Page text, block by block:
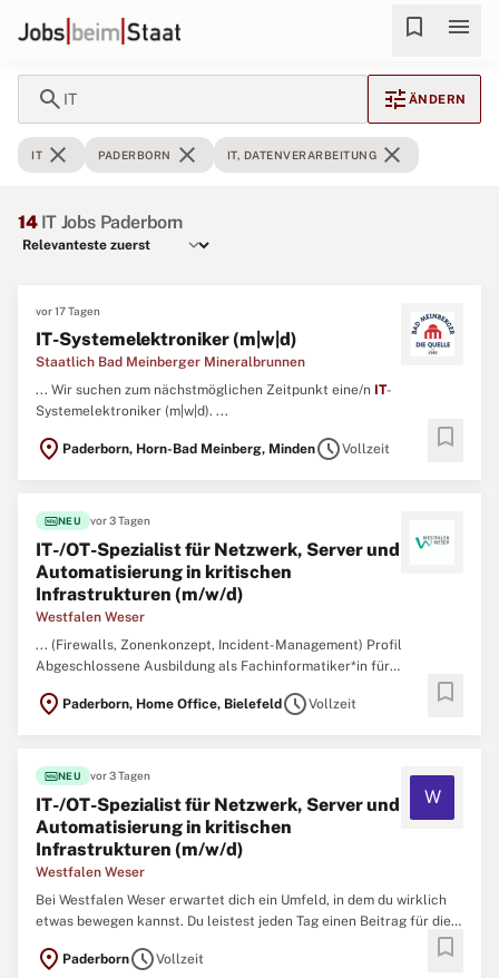
bookmark menu
search IT tune ÄNDERN
IT close PADERBORN close IT, DATENVERARBEITUNG close
14 IT Jobs Paderborn
vor 17 Tagen
IT-Systemelektroniker (m|w|d)
Staatlich Bad Meinberger Mineralbrunnen
... Wir suchen zum nächstmöglichen Zeitpunkt eine/n IT-
Systemelektroniker (m|w|d). ...
location_on Paderborn, Horn-Bad Meinberg, MindenscheduleVollzeit bookmark
fiber_newNEU vor 3 Tagen
IT-/OT-Spezialist für Netzwerk, Server und
Automatisierung in kritischen
Infrastrukturen (m/w/d)
Westfalen Weser
... (Firewalls, Zonenkonzept, Incident-Management) Profil
Abgeschlossene Ausbildung als Fachinformatiker*in für
Systemintegration (m/w/d) , Anwendungsentwicklung (m/w/d) oder
eine vergleichbare Qualifikation Erfahrung im Betrieb von
location_on Paderborn, Home Office, Bielefeld scheduleVollzeit bookmark
fiber_newNEU vor 3 Tagen
IT-/OT-Spezialist für Netzwerk, Server und
Automatisierung in kritischen
Infrastrukturen (m/w/d)
Westfalen Weser
W
Bei Westfalen Weser erwartet dich ein Umfeld, in dem du wirklich
etwas bewegen kannst. Du leistest jeden Tag einen Beitrag für die
Kolleg*innen dafür, dass Menschen und Kommunen in
location_on PaderbornscheduleVollzeit bookmark